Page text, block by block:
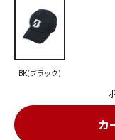
BK(ブラック)